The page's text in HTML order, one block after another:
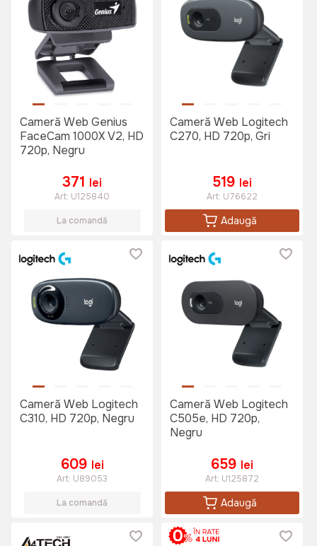
Cameră Web Genius
FaceCam 1000X V2, HD
720p, Negru
371 lei
Art: U125840
La comandă
Cameră Web Logitech
C270, HD 720p, Gri
519 lei
Art: U76622
Adaugă
Cameră Web Logitech
C310, HD 720p, Negru
609 lei
Art: U89053
La comandă
Cameră Web Logitech
C505e, HD 720p,
Negru
659 lei
Art: U125872
Adaugă